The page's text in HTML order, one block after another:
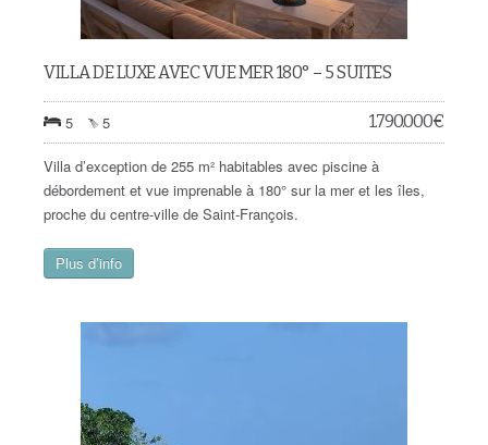
VILLA DE LUXE AVEC VUE MER 180° – 5 SUITES
5 5 1.790.000€
Villa d’exception de 255 m² habitables avec piscine à
débordement et vue imprenable à 180° sur la mer et les îles,
proche du centre-ville de Saint-François.
Plus d’info